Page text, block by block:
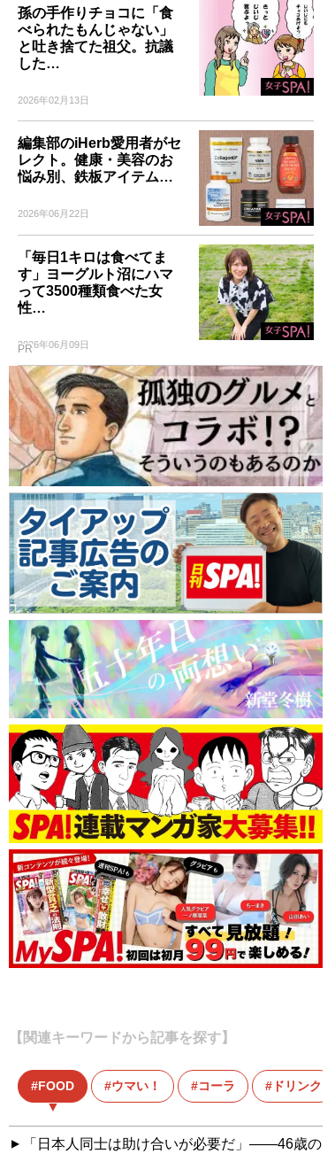
孫の手作りチョコに「食
べられたもんじゃない」
と吐き捨てた祖父。抗議
した…
2026年02月13日
編集部のiHerb愛用者がセ
レクト。健康・美容のお
悩み別、鉄板アイテム…
2026年06月22日
「毎日1キロは食べてま
す」ヨーグルト沼にハマ
って3500種類食べた女
性…
2026年06月09日
PR
【関連キーワードから記事を探す】
FOOD ウマい！ コーラ ドリンク
「日本人同士は助け合いが必要だ」――46歳の